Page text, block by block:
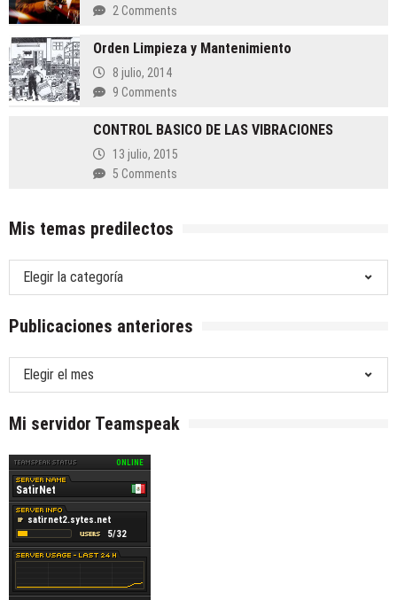
2 Comments
Orden Limpieza y Mantenimiento
8 julio, 2014
9 Comments
CONTROL BASICO DE LAS VIBRACIONES
13 julio, 2015
5 Comments
Mis temas predilectos
Mis
temas
Publicaciones anteriores
Publicaciones
anteriores
Mi servidor Teamspeak